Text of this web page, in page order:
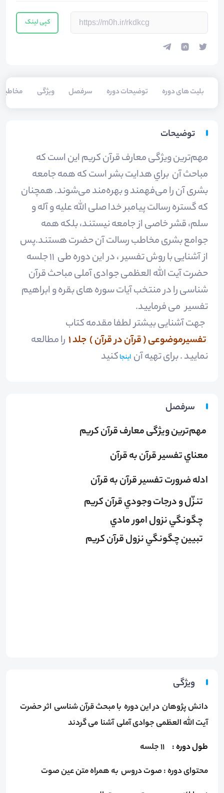
کپی لینک
بلیت های دوره توضیحات دوره سرفصل ویژگی
توضیحات
مهم‌ترین ویژگی معارف قرآن کریم این است که
مباحث آن براي هدایت بشر است که همه جامعه
بشری آن را می‌فهمند و بهره‌مند می‌شوند.همچنان
کهگستره رسالت پیامبر خدا صلی الله علیه و آله و
سلم، قشر خاصی از جامعه نیستند، بلکه همه
جوامع بشری مخاطب رسالت آن حضرت هستند.پس
از آشنایی با روش تفسیر ، در این دوره طی 11 جلسه
حضرت آیت الله العظمی جوادی آملی مباحث قرآن
شناسی را در منتخب آیات سوره های بقره و ابراهیم
تفسیر می فرمایید.
جهت آشنایی بیشتر لطفا مقدمه کتاب
تفسیرموضوعی ( قرآن در قرآن ) جلد 1 را مطالعه
نمایید . برای تهیه آن اینجاکنید
سرفصل
مهم‌ترین ویژگی معارف قرآن کریم
معناي تفسير قرآن به قرآن
ادله ضرورت تفسير قرآن به قرآن
تنزّل و درجات وجودي قرآن كريم
چگونگي نزول امور مادي
تبيين چگونگي نزول قرآن كريم
ویژگی
دانش پژوهان در این دوره با مبحث قرآن شناسی اثر حضرت
آیت الله العظمی جوادی آملی آشنا می گردند
طول دوره :
محتوای دوره : صوت دروس به همراه متن عین صوت